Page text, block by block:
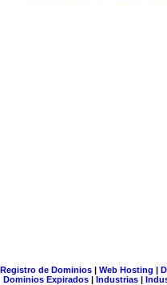
Registro de Dominios| Web Hosting |
Dominios Expirados | Industrias |